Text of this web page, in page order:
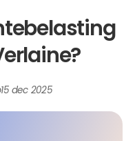
15 dec 2025